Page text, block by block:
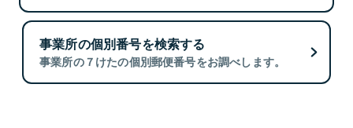
事業所の個別番号を検索する
事業所の７けたの個別郵便番号をお調べします。